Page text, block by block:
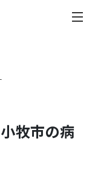
小牧市の病